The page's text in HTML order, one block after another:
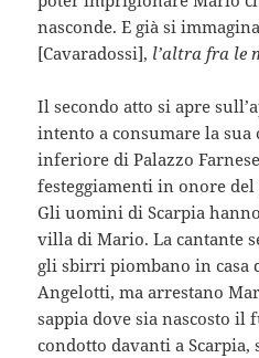
nasconde. E già si
[Cavaradossi], l’altra fra le
Il secondo atto si apre
intento a consumare la sua
inferiore di Palazzo
festeggiamenti in onore del
Gli uomini di Scarpia
villa di Mario. La cantante
gli sbirri piombano in casa
Angelotti, ma arrestano
sappia dove sia nascosto il
condotto davanti a